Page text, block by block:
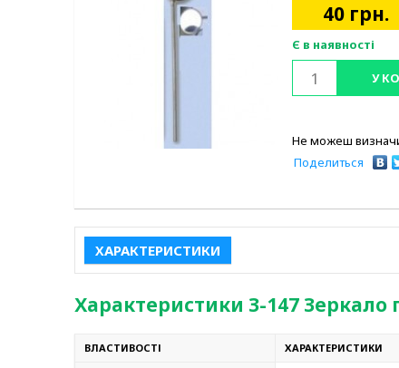
40 грн.
Є в наявності
У
Не можеш
Поделиться
ХАРАКТЕРИСТИКИ
Характеристики З-147 Зеркало
ВЛАСТИВОСТІ ХАРАКТЕРИСТИКИ